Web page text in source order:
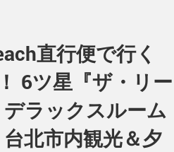
直行便で行く
6ツ星『ザ・リー
ラックスルーム
北市内観光＆夕